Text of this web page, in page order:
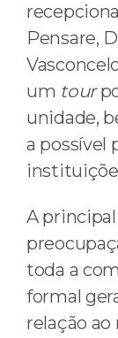
Pensare,
um tour
unidade,
a possível
A
toda a
formal
relação